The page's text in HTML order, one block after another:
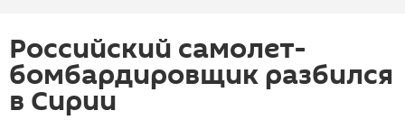
Российский самолет-
бомбардировщик разбился
в Сирии